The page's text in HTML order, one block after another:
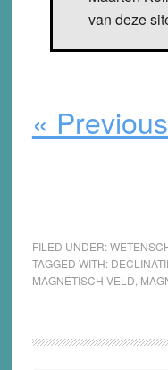
van deze
«
FILED UNDER:
TAGGED WITH:
MAGNETISCH VELD
Interactions